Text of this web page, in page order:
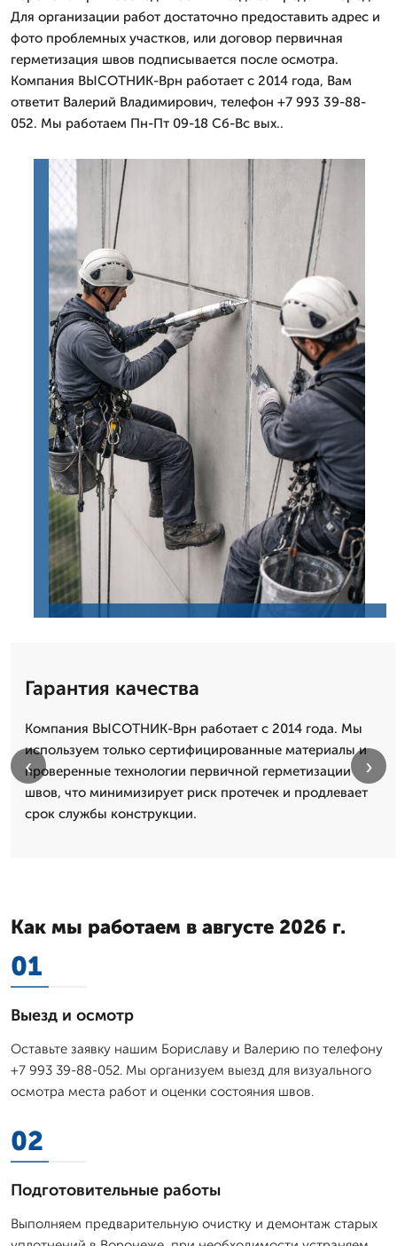
Для организации работ достаточно предоставить адрес и
фото проблемных участков, или договор первичная
герметизация швов подписывается после осмотра.
Компания ВЫСОТНИК-Врн работает с 2014 года, Вам
ответит Валерий Владимирович, телефон +7 993 39-88-
052. Мы работаем Пн-Пт 09-18 Сб-Вс вых..
Гарантия качества
Компания ВЫСОТНИК-Врн работает с 2014 года. Мы
используем только сертифицированные материалы и
проверенные технологии первичной герметизации
швов, что минимизирует риск протечек и продлевает
срок службы конструкции.
‹ ›
Как мы работаем в августе 2026 г.
01
Выезд и осмотр
Оставьте заявку нашим Бориславу и Валерию по телефону
+7 993 39-88-052. Мы организуем выезд для визуального
осмотра места работ и оценки состояния швов.
02
Подготовительные работы
Выполняем предварительную очистку и демонтаж старых